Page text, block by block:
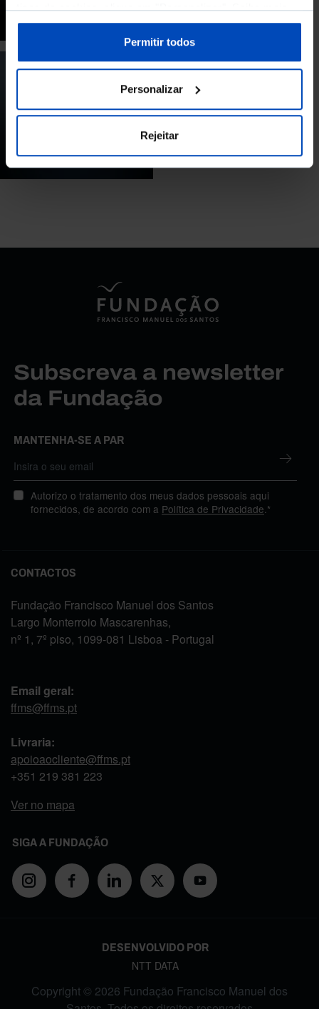
tipos de cookies, clique em "Personalizar". Saiba mais
sobre cookies através da gestão de preferências ou da
Política de Cookies.
Permitir todos
Personalizar
Rejeitar
41 MIN
PODCAST
A digitalização da
vida
48 MIN
Subscreva a newsletter
da Fundação
MANTENHA-SE A PAR
Autorizo o tratamento dos meus dados pessoais aqui
fornecidos, de acordo com a Política de Privacidade .*
CONTACTOS
Fundação Francisco Manuel dos Santos
Largo Monterroio Mascarenhas,
nº 1, 7º piso, 1099-081 Lisboa - Portugal
Email geral:
ffms@ffms.pt
Livraria:
apoioaocliente@ffms.pt
+351 219 381 223
Ver no mapa
SIGA A FUNDAÇÃO
DESENVOLVIDO POR
NTT DATA
Copyright © 2026 Fundação Francisco Manuel dos